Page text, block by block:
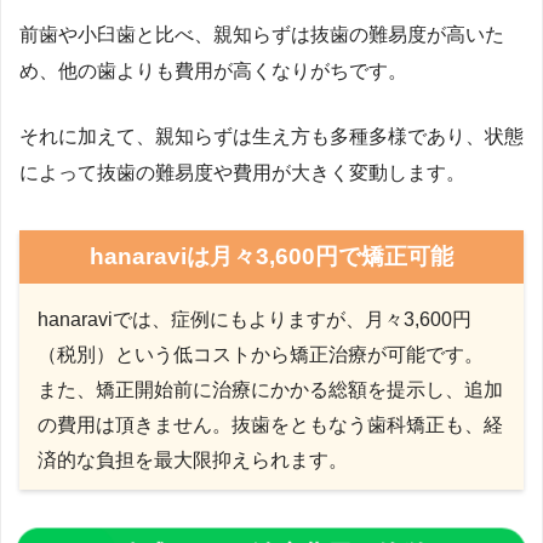
前歯や小臼歯と比べ、親知らずは抜歯の難易度が高いた
め、他の歯よりも費用が高くなりがちです。
それに加えて、親知らずは生え方も多種多様であり、状態
によって抜歯の難易度や費用が大きく変動します。
hanaraviは月々3,600円で矯正可能
hanaraviでは、症例にもよりますが、月々3,600円
（税別）という低コストから矯正治療が可能です。
また、矯正開始前に治療にかかる総額を提示し、追加
の費用は頂きません。抜歯をともなう歯科矯正も、経
済的な負担を最大限抑えられます。